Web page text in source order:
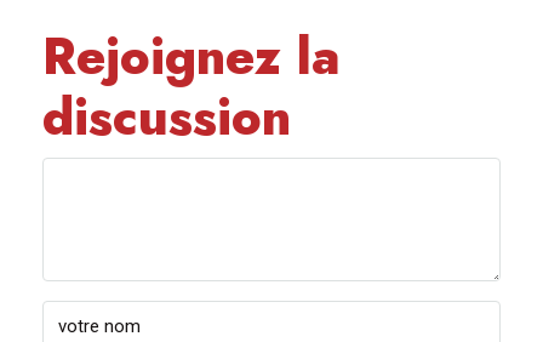
Rejoignez la
discussion